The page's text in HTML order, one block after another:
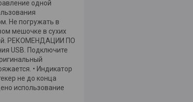
одной
Не погружать в
мешочке в сухих
РЕКОМЕНДАЦИИ ПО
USB. Подключите
• Индикатор
не до конца
использование